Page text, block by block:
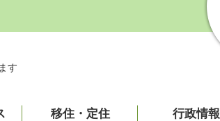
す
移住・定住 行政情報